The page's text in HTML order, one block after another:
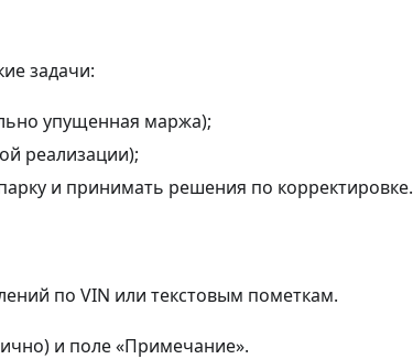
задачи:
упущенная маржа);
реализации);
и принимать решения по корректировке.
по VIN или текстовым пометкам.
и поле «Примечание».